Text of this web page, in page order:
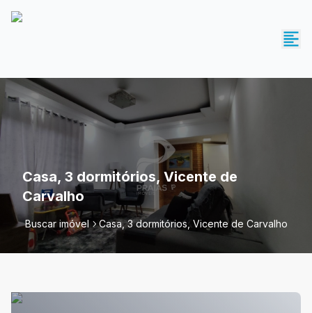
Casa, 3 dormitórios, Vicente de
Carvalho
Buscar imóvel Casa, 3 dormitórios, Vicente de Carvalho